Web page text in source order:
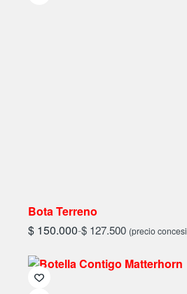
Bota Terreno
$ 150.000-$ 127.500 (precio